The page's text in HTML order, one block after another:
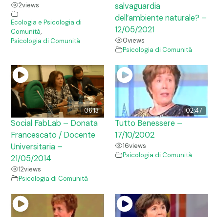
2views
Ecologia e Psicologia di
Comunità,
Psicologia di Comunità
salvaguardia
dell’ambiente naturale? –
12/05/2021
0views
Psicologia di Comunità
06:13
Social FabLab – Donata
Francescato / Docente
Universitaria –
21/05/2014
12views
Psicologia di Comunità
02:47
Tutto Benessere –
17/10/2002
16views
Psicologia di Comunità